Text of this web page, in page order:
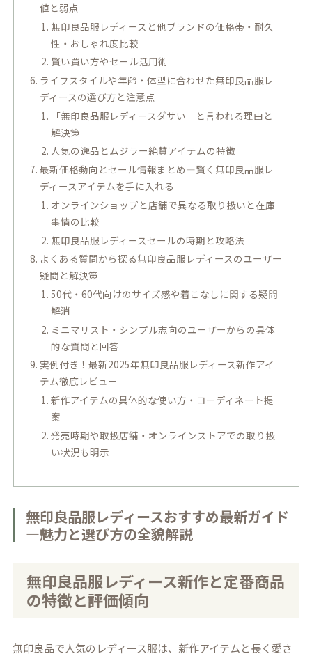
値と弱点
無印良品服レディースと他ブランドの価格帯・耐久
性・おしゃれ度比較
賢い買い方やセール活用術
ライフスタイルや年齢・体型に合わせた無印良品服レ
ディースの選び方と注意点
「無印良品服レディースダサい」と言われる理由と
解決策
人気の逸品とムジラー絶賛アイテムの特徴
最新価格動向とセール情報まとめ―賢く無印良品服レ
ディースアイテムを手に入れる
オンラインショップと店舗で異なる取り扱いと在庫
事情の比較
無印良品服レディースセールの時期と攻略法
よくある質問から探る無印良品服レディースのユーザー
疑問と解決策
50代・60代向けのサイズ感や着こなしに関する疑問
解消
ミニマリスト・シンプル志向のユーザーからの具体
的な質問と回答
実例付き！最新2025年無印良品服レディース新作アイ
テム徹底レビュー
新作アイテムの具体的な使い方・コーディネート提
案
発売時期や取扱店舗・オンラインストアでの取り扱
い状況も明示
無印良品服レディースおすすめ最新ガイド
―魅力と選び方の全貌解説
無印良品服レディース新作と定番商品
の特徴と評価傾向
無印良品で人気のレディース服は、新作アイテムと長く愛さ